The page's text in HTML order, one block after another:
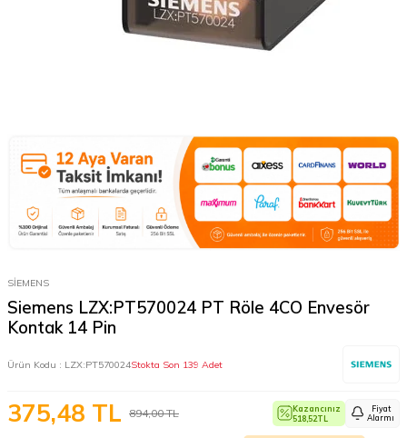
SİEMENS
Siemens LZX:PT570024 PT Röle 4CO Envesör
Kontak 14 Pin
Ürün Kodu : LZX:PT570024Stokta Son 139 Adet
894,00TL
375,48 TL
Kazancınız
518,52TL
Fiyat
Alarmı